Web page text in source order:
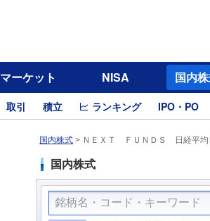
マーケット NISA 国内
取引 積立 ランキング IPO・PO
国内株式 > ＮＥＸＴ ＦＵＮＤＳ 日経平均
国内株式